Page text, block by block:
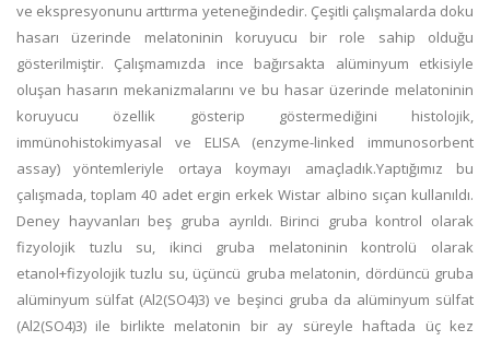
ve ekspresyonunu arttırma yeteneğindedir. Çeşitli çalışmalarda doku
hasarı üzerinde melatoninin koruyucu bir role sahip olduğu
gösterilmiştir. Çalışmamızda ince bağırsakta alüminyum etkisiyle
oluşan hasarın mekanizmalarını ve bu hasar üzerinde melatoninin
koruyucu özellik gösterip göstermediğini histolojik,
immünohistokimyasal ve ELISA (enzyme-linked immunosorbent
assay) yöntemleriyle ortaya koymayı amaçladık.Yaptığımız bu
çalışmada, toplam 40 adet ergin erkek Wistar albino sıçan kullanıldı.
Deney hayvanları beş gruba ayrıldı. Birinci gruba kontrol olarak
fizyolojik tuzlu su, ikinci gruba melatoninin kontrolü olarak
etanol+fizyolojik tuzlu su, üçüncü gruba melatonin, dördüncü gruba
alüminyum sülfat (Al2(SO4)3) ve beşinci gruba da alüminyum sülfat
(Al2(SO4)3) ile birlikte melatonin bir ay süreyle haftada üç kez